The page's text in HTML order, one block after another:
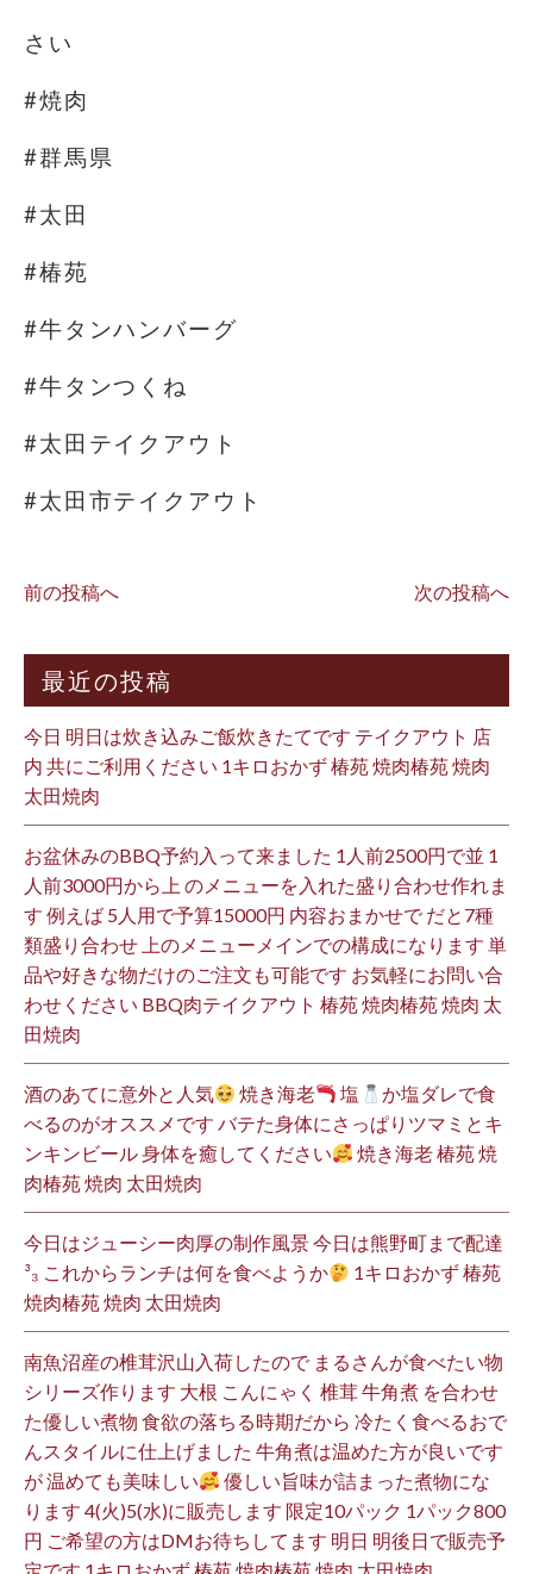
さい
#焼肉
#群馬県
#太田
#椿苑
#牛タンハンバーグ
#牛タンつくね
#太田テイクアウト
#太田市テイクアウト
前の投稿へ 次の投稿へ
最近の投稿
今日 明日は炊き込みご飯炊きたてです テイクアウト 店
内 共にご利用ください 1キロおかず 椿苑 焼肉椿苑 焼肉
太田焼肉
お盆休みのBBQ予約入って来ました 1人前2500円で並 1
人前3000円から上 のメニューを入れた盛り合わせ作れま
す 例えば 5人用で予算15000円 内容おまかせで だと7種
類盛り合わせ 上のメニューメインでの構成になります 単
品や好きな物だけのご注文も可能です お気軽にお問い合
わせください BBQ肉テイクアウト 椿苑 焼肉椿苑 焼肉 太
田焼肉
酒のあてに意外と人気 焼き海老 塩
か塩ダレで食
べるのがオススメです バテた身体にさっぱりツマミとキ
ンキンビール 身体を癒してください
焼き海老 椿苑 焼
肉椿苑 焼肉 太田焼肉
今日はジューシー肉厚の制作風景 今日は熊野町まで配達
³₃ これからランチは何を食べようか
1キロおかず 椿苑
焼肉椿苑 焼肉 太田焼肉
南魚沼産の椎茸沢山入荷したので まるさんが食べたい物
シリーズ作ります 大根 こんにゃく 椎茸 牛角煮 を合わせ
た優しい煮物 食欲の落ちる時期だから 冷たく食べるおで
んスタイルに仕上げました 牛角煮は温めた方が良いです
が 温めても美味しい
優しい旨味が詰まった煮物にな
ります 4(火)5(水)に販売します 限定10パック 1パック800
円 ご希望の方はDMお待ちしてます 明日 明後日で販売予